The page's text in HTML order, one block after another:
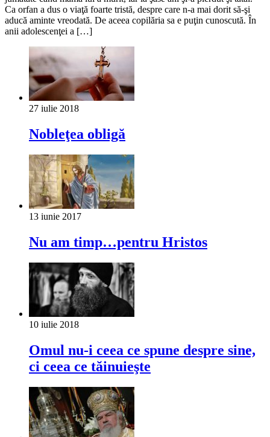
Ca orfan a dus o viaţă foarte tristă, despre care n-a mai dorit să-şi
aducă aminte vreodată. De aceea copilăria sa e puţin cunoscută. În
anii adolescenţei a […]
27 iulie 2018
Nobleţea obligă
13 iunie 2017
Nu am timp…pentru Hristos
10 iulie 2018
Omul nu-i ceea ce spune despre sine,
ci ceea ce tăinuieşte